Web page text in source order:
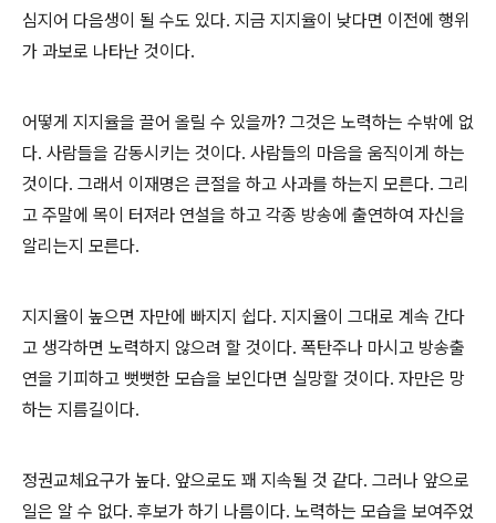
심지어 다음생이 될 수도 있다. 지금 지지율이 낮다면 이전에 행위
가 과보로 나타난 것이다.
어떻게 지지율을 끌어 올릴 수 있을까? 그것은 노력하는 수밖에 없
다. 사람들을 감동시키는 것이다. 사람들의 마음을 움직이게 하는
것이다. 그래서 이재명은 큰절을 하고 사과를 하는지 모른다. 그리
고 주말에 목이 터져라 연설을 하고 각종 방송에 출연하여 자신을
알리는지 모른다.
지지율이 높으면 자만에 빠지지 쉽다. 지지율이 그대로 계속 간다
고 생각하면 노력하지 않으려 할 것이다. 폭탄주나 마시고 방송출
연을 기피하고 뻣뻣한 모습을 보인다면 실망할 것이다. 자만은 망
하는 지름길이다.
정권교체요구가 높다. 앞으로도 꽤 지속될 것 같다. 그러나 앞으로
일은 알 수 없다. 후보가 하기 나름이다. 노력하는 모습을 보여주었